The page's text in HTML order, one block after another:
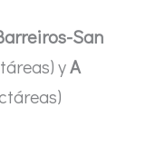
San
yA